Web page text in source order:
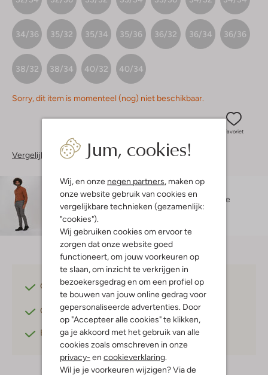
Jum, cookies!
Wij, en onze negen partners , maken op
onze website gebruik van cookies en
vergelijkbare technieken (gezamenlijk:
"cookies").
Wij gebruiken cookies om ervoor te
zorgen dat onze website goed
functioneert, om jouw voorkeuren op
te slaan, om inzicht te verkrijgen in
bezoekersgedrag en om een profiel op
te bouwen van jouw online gedrag voor
gepersonaliseerde advertenties. Door
op "Accepteer alle cookies" te klikken,
ga je akkoord met het gebruik van alle
cookies zoals omschreven in onze
privacy- en cookieverklaring
Wil je je voorkeuren wijzigen? Via de
34/36 35/32 35/34 35/36 36/32 36/34 36/36
38/32 38/34 40/32 40/34
Sorry, dit item is momenteel (nog) niet beschikbaar.
Favoriet
Vergelijkbare items
Maatadvies
Robin is 1 meter 84 lang en draagt maat 50.
De
pasvorm isslim .
Gratis verzendingvanaf €75,-
Gratis retournerenbinnen 30 dagen*
Betaal achterafmet Klarna